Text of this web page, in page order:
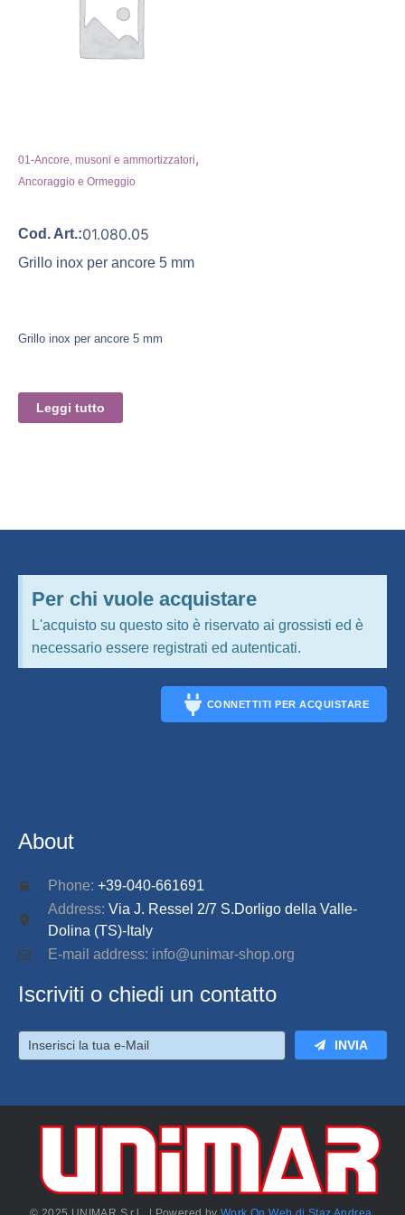
01-Ancore, musoni e ammortizzatori,
Ancoraggio e Ormeggio
Cod. Art.:01.080.05
Grillo inox per ancore 5 mm
Grillo inox per ancore 5 mm
Leggi tutto
Per chi vuole acquistare
L'acquisto su questo sito è riservato ai grossisti ed è
necessario essere registrati ed autenticati.
CONNETTITI PER ACQUISTARE
About
Phone: +39-040-661691
Address: Via J. Ressel 2/7 S.Dorligo della Valle-
Dolina (TS)-Italy
E-mail address: info@unimar-shop.org
Iscriviti o chiedi un contatto
INVIA